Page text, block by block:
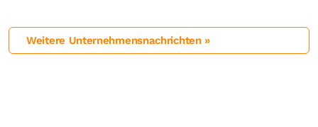
Weitere Unternehmensnachrichten »